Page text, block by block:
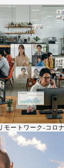
モートワーク-コロ